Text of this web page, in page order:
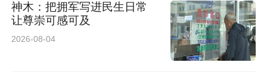
神木：把拥军写进民生日常
让尊崇可感可及
2026-08-04